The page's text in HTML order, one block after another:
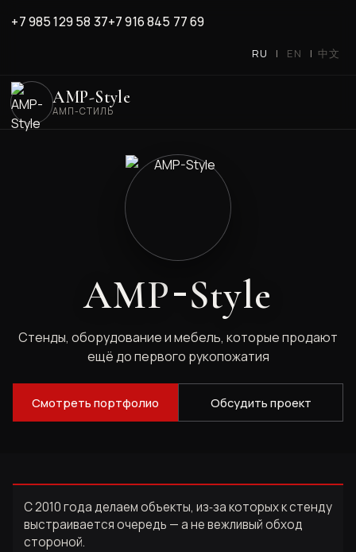
+7 985 129 58 37+7 916 845 77 69
RU | EN | 中文
AMP-Style
АМП-СТИЛЬ
AMP-Style
Стенды, оборудование и мебель, которые продают
ещё до первого рукопожатия
Смотреть портфолио Обсудить проект
С 2010 года делаем объекты, из‑за которых к стенду
выстраивается очередь — а не вежливый обход
стороной.